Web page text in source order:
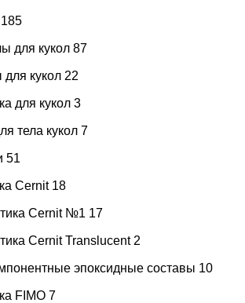
185
для кукол 87
кукол 22
для кукол 3
тела кукол 7
51
Cernit 18
Cernit №1 17
Cernit Translucent 2
эпоксидные составы 10
FIMO 7